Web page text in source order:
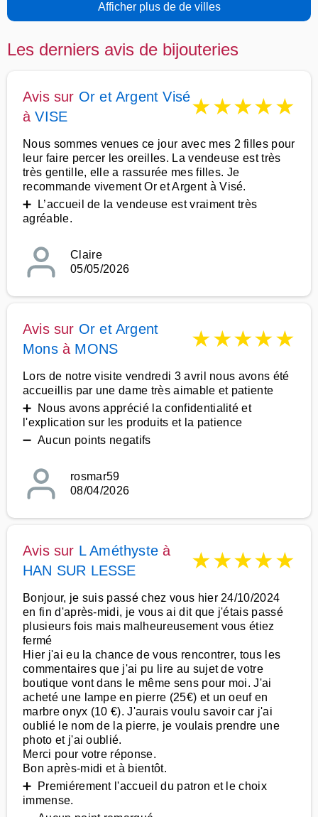
Afficher plus de de villes
Les derniers avis de bijouteries
Avis sur Or et Argent Visé
àVISE ★★★★★
Nous sommes venues ce jour avec mes 2 filles pour
leur faire percer les oreilles. La vendeuse est très
très gentille, elle a rassurée mes filles. Je
recommande vivement Or et Argent à Visé.
➕ L’accueil de la vendeuse est vraiment très
agréable.
Claire
05/05/2026
Avis sur Or et Argent
Monsà MONS ★★★★★
Lors de notre visite vendredi 3 avril nous avons été
accueillis par une dame très aimable et patiente
➕ Nous avons apprécié la confidentialité et
l'explication sur les produits et la patience
➖ Aucun points negatifs
rosmar59
08/04/2026
Avis sur L Améthyste à
HAN SUR LESSE
★★★★★
Bonjour, je suis passé chez vous hier 24/10/2024
en fin d'après-midi, je vous ai dit que j'étais passé
plusieurs fois mais malheureusement vous étiez
fermé
Hier j'ai eu la chance de vous rencontrer, tous les
commentaires que j'ai pu lire au sujet de votre
boutique vont dans le même sens pour moi. J'ai
acheté une lampe en pierre (25€) et un oeuf en
marbre onyx (10 €). J'aurais voulu savoir car j'ai
oublié le nom de la pierre, je voulais prendre une
photo et j'ai oublié.
Merci pour votre réponse.
Bon après-midi et à bientôt.
➕ Premiérement l'accueil du patron et le choix
immense.